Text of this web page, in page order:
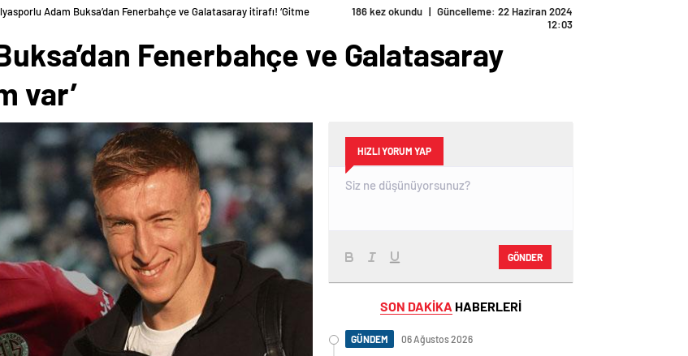
Adam Buksa’dan Fenerbahçe ve Galatasaray itirafı! ‘Gitme
186 kez okundu | Güncelleme: 22 Haziran 2024
12:03
Fenerbahçe ve Galatasaray
var’
HIZLI YORUM YAP
GÖNDER
SON DAKİKA HABERLERİ
GÜNDEM 06 Ağustos 2026